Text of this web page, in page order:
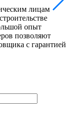
лицам
опыт
позволяют
с гарантией